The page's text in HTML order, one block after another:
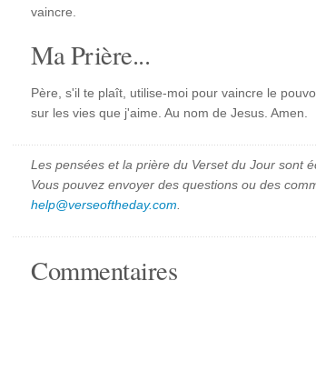
vaincre.
Ma Prière...
Père, s'il te plaît, utilise-moi pour vaincre le
sur les vies que j'aime. Au nom de Jesus. Amen.
Les pensées et la prière du Verset du Jour sont
Vous pouvez envoyer des questions ou des
help@verseoftheday.com
Commentaires